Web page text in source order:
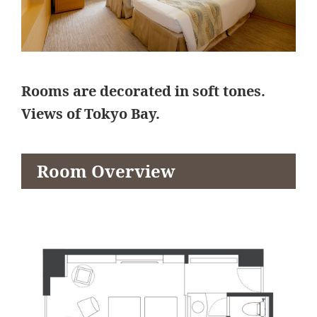
Rooms are decorated in soft tones.
Views of Tokyo Bay.
Room Overview